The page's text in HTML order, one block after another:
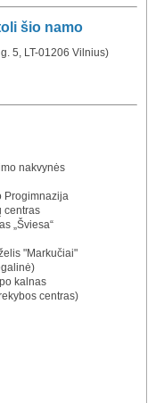
šio namo
5, LT-01206 Vilnius)
nakvynės
Progimnazija
centras
„Šviesa“
"Markučiai"
kalnas
centras)